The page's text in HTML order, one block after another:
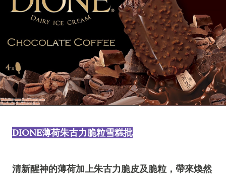
DIONE薄荷朱古力脆粒雪糕批
清新醒神的薄荷加上朱古力脆皮及脆粒，帶來煥然